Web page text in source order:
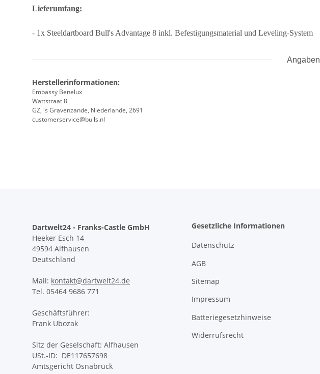
Lieferumfang:
- 1x Steeldartboard Bull's Advantage 8 inkl. Befestigungsmaterial und Leveling-System
Herstellerinformationen:
Embassy Benelux
Wattstraat 8
GZ, 's Gravenzande, Niederlande, 2691
customerservice@bulls.nl
Dartwelt24 - Franks-Castle GmbH
Heeker Esch 14
49594 Alfhausen
Deutschland
Mail: kontakt@dartwelt24.de
Tel. 05464 9686 771
Geschäftsführer:
Frank Ubozak
Sitz der Geselschaft: Alfhausen
USt.-ID: DE117657698
Amtsgericht Osnabrück
Gesetzliche Informationen
Datenschutz
AGB
Sitemap
Impressum
Batteriegesetzhinweise
Widerrufsrecht